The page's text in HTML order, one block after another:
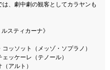
、劇中劇の観客としてカラヤンも
スティカーナ》
ッソット（メッゾ・ソプラノ）
ッケーレ（テノール）
アルト）